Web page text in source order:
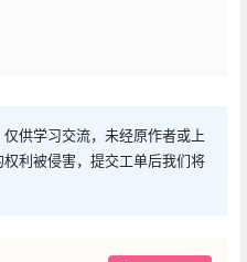
供学习交流，未经原作者或上
利被侵害，提交工单后我们将